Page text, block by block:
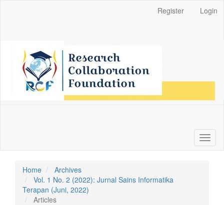
Register Login
Home
Archives
Vol. 1 No. 2 (2022): Jurnal Sains Informatika
Terapan (Juni, 2022)
Articles